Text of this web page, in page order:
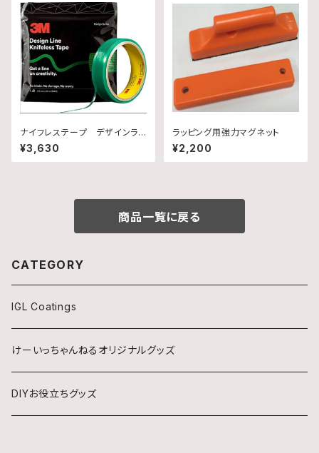
ナイフレステープ デザインライ
ン
¥3,630
ラッピング用強力マグネット
¥2,200
商品一覧に戻る
CATEGORY
IGL Coatings
けーいっちゃんねるオリジナルグッズ
DIYお役立ちグッズ